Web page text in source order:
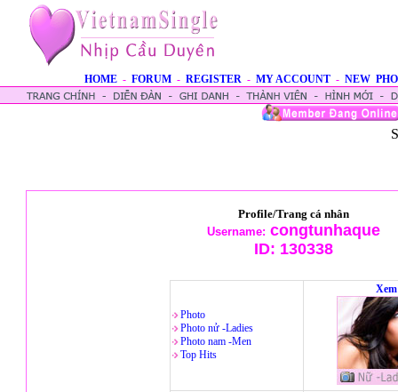
HOME - FORUM - REGISTER - MY ACCOUNT - NEW
Profile/Trang cá nhân
Username: congtunhaque
ID: 130338
Photo
Photo nử -Ladies
Photo nam -Men
Top Hits